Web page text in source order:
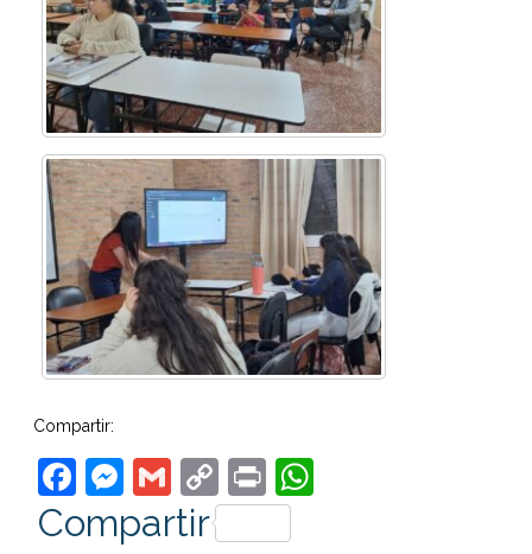
Compartir:
Facebook
Messenger
Gmail
Copy
Link
PrintWhatsApp
Compartir